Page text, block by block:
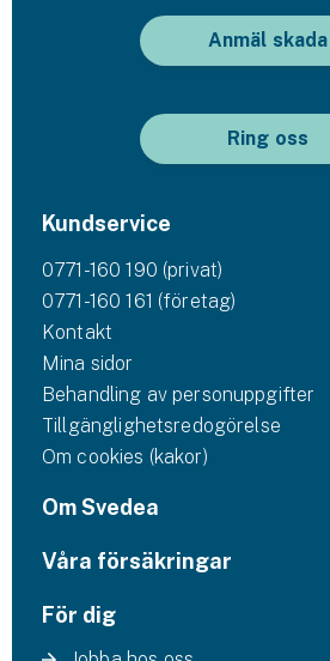
Anmäl skada
Ring oss
Kundservice
0771-160 190 (privat)
0771-160 161 (företag)
Kontakt
Mina sidor
Behandling av personuppgifter
Tillgänglighetsredogörelse
Om cookies (kakor)
Om Svedea
Våra försäkringar
För dig